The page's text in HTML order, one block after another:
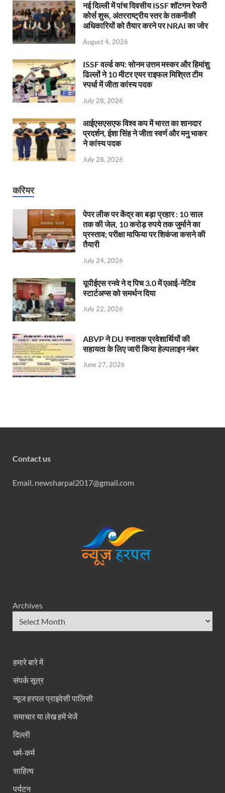
नई दिल्ली में पांच दिवसीय ISSF शॉटगन रेफरी
कोर्स शुरू, अंतरराष्ट्रीय स्तर के तकनीकी
अधिकारियों को तैयार करने पर NRAI का जोर
August 4, 2026
ISSF वर्ल्ड कप: सोनम उत्तम मस्कर और हिमांशु
ढिल्लों ने 10 मीटर एयर राइफल मिश्रित टीम
स्पर्धा में जीता कांस्य पदक
July 28, 2026
आईएसएसएफ विश्व कप में भारत का शानदार
प्रदर्शन, ईशा सिंह ने जीता स्वर्ण और मनु भाकर
ने कांस्य पदक
July 28, 2026
करियर
पेपर लीक पर केंद्र का बड़ा प्रहार : 10 साल
तक की जेल, 10 करोड़ रुपये तक जुर्माने का
प्रस्ताव; परीक्षा माफिया पर शिकंजा कसने की
तैयारी
July 24, 2026
यूपीईएस रनवे ने द पिच 3.0 में एआई-नेटिव
स्टार्टअप्स को समर्थन दिया
July 22, 2026
ABVP ने DU स्नातक प्रवेशार्थियों की
सहायता के लिए जारी किया हेल्पलाइन नंबर
June 27, 2026
Contact us
Email. newsharpal2017@gmail.com
Archives
हमारे बारे में
संपर्क सूत्र
न्यूज हरपल प्राइवेसी पालिसी
समाचार या लेख हमें भेजें
दिल्ली
धर्म-कर्म
साहित्य
पर्यटन